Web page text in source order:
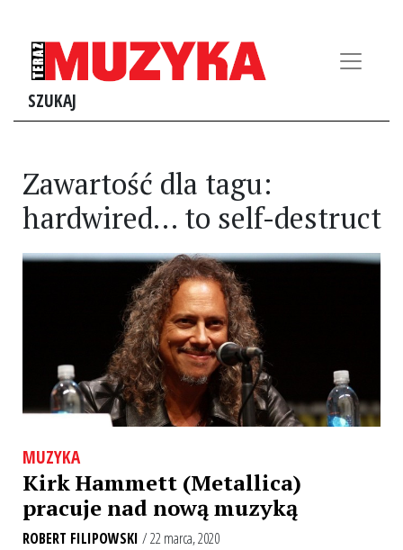
SZUKAJ
Zawartość dla tagu:
hardwired… to self-destruct
MUZYKA
Kirk Hammett (Metallica)
pracuje nad nową muzyką
ROBERT FILIPOWSKI / 22 marca, 2020